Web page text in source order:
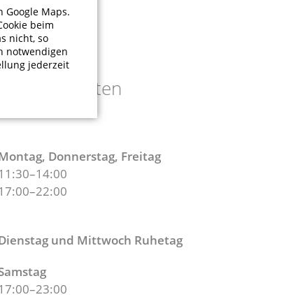
Öffnungszeiten
Donnerstag, Freitag
11:30–14:00
17:00–22:00
und Mittwoch Ruhetag
17:00–23:00
Google Maps.
beim
nicht, so
notwendigen
jederzeit